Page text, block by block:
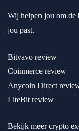
Wij helpen jou om de
jou past.
Bitvavo review
Coinmerce review
Anycoin Direct
LiteBit review
Bekijk meer crypto